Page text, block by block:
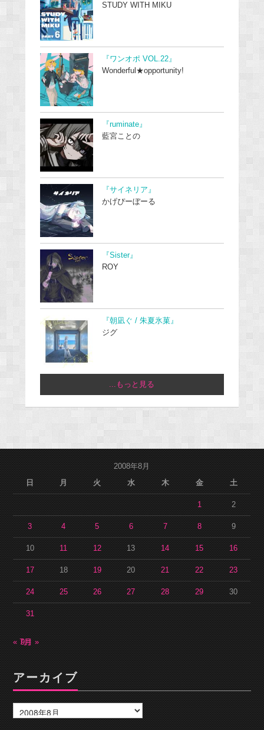
STUDY WITH MIKU
『ワンオポ VOL.22』
Wonderful★opportunity!
『ruminate』
藍宮ことの
『サイネリア』
かげぴーぼーる
『Sister』
ROY
『朝凪ぐ / 朱夏氷菓』
ジグ
...もっと見る
2008年8月
日
月 火 水 木 金 土
1 2
3 4 5 6 7 8 9
10 11 12 13 14 15 16
17 18 19 20 21 22 23
24 25 26 27 28 29 30
31
« 7月9月 »
アーカイブ
ー
カ